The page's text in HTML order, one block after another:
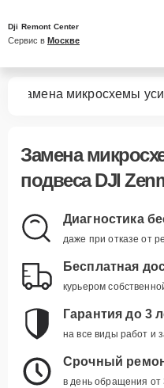
Dji Remont Center
Сервис в Москве
Замена микросхемы
Замена
подвеса DJI
Диагностика
даже при отказе от
Бесплатная
курьером
Гарантия до 3
на все виды работ и
Срочный
в день обращения от